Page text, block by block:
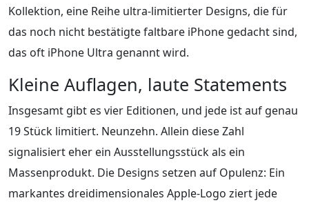
Kollektion, eine Reihe ultra-limitierter Designs, die für
das noch nicht bestätigte faltbare iPhone gedacht sind,
das oft iPhone Ultra genannt wird.
Kleine Auflagen, laute Statements
Insgesamt gibt es vier Editionen, und jede ist auf genau
19 Stück limitiert. Neunzehn. Allein diese Zahl
signalisiert eher ein Ausstellungsstück als ein
Massenprodukt. Die Designs setzen auf Opulenz: Ein
markantes dreidimensionales Apple-Logo ziert jede